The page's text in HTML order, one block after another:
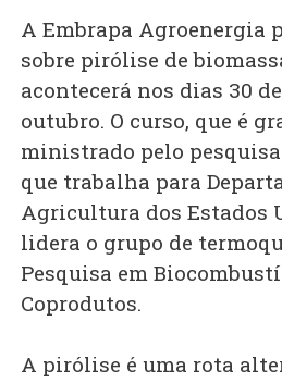
A Embrapa Agroenergia
sobre pirólise de
acontecerá nos dias 30
outubro. O curso, que é
ministrado pelo
que trabalha para
Agricultura dos Estados
lidera o grupo de
Pesquisa em
Coprodutos.
A pirólise é uma rota